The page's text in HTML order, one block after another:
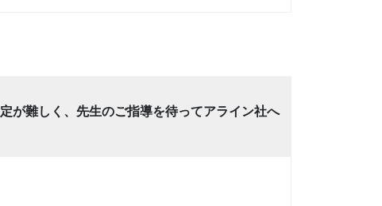
が難しく、先生のご指導を待ってアライン社へ